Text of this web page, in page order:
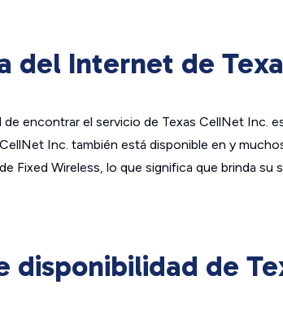
del Internet de
encontrar el servicio de Texas CellNet Inc.
Inc. también está disponible en y
Fixed Wireless, lo que significa que brinda su
disponibilidad de